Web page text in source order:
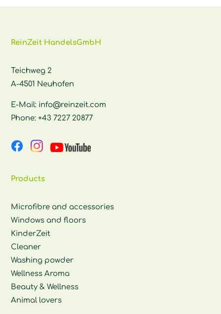
ReinZeit HandelsGmbH
Teichweg 2
A-4501 Neuhofen
E-Mail: info@reinzeit.com
Phone:+43 7227 20877
Products
Microfibre and accessories
Windows and floors
KinderZeit
Cleaner
Washing powder
Wellness Aroma
Beauty & Wellness
Animal lovers